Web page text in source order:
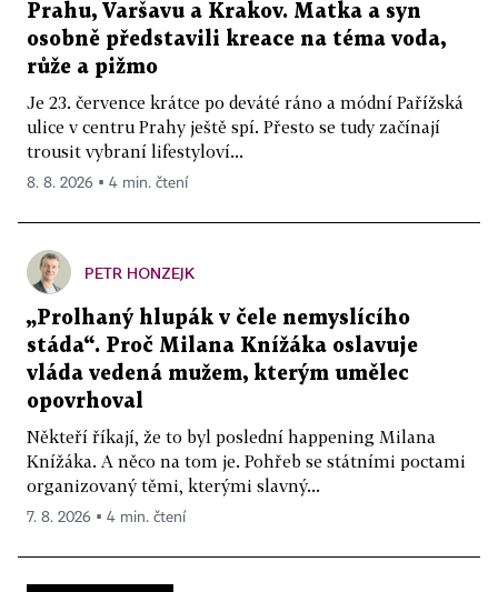
Prahu, Varšavu a Krakov. Matka a syn
osobně představili kreace na téma voda,
růže a pižmo
Je 23. července krátce po deváté ráno a módní Pařížská
ulice v centru Prahy ještě spí. Přesto se tudy začínají
trousit vybraní lifestyloví...
8. 8. 2026 ▪ 4 min. čtení
PETR HONZEJK
„Prolhaný hlupák v čele nemyslícího
stáda“. Proč Milana Knížáka oslavuje
vláda vedená mužem, kterým umělec
opovrhoval
Někteří říkají, že to byl poslední happening Milana
Knížáka. A něco na tom je. Pohřeb se státními poctami
organizovaný těmi, kterými slavný...
7. 8. 2026 ▪ 4 min. čtení